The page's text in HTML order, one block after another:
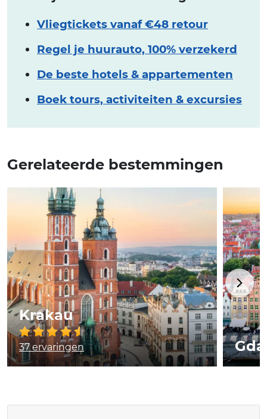
Vliegtickets vanaf €48 retour
Regel je huurauto, 100% verzekerd
De beste hotels & appartementen
Boek tours, activiteiten & excursies
Gerelateerde bestemmingen
Krakau
37 ervaringen